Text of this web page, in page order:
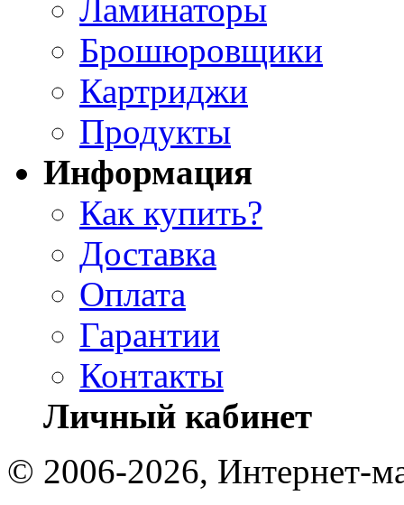
Ламинаторы
Брошюровщики
Картриджи
Продукты
Информация
Как купить?
Доставка
Оплата
Гарантии
Контакты
Личный кабинет
© 2006-2026, Интернет-